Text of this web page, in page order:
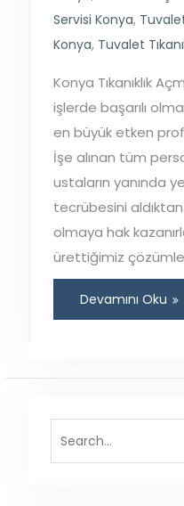
Servisi Konya,
Konya, Tuvalet
Konya Tıkanıklık
işlerde başarılı
en büyük etken
İşe alınan tüm
ustaların yanında
tecrübesini
olmaya hak
ürettiğimiz
Devamını Oku